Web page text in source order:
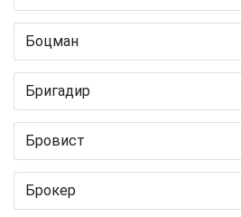
Боцман
Бригадир
Бровист
Брокер